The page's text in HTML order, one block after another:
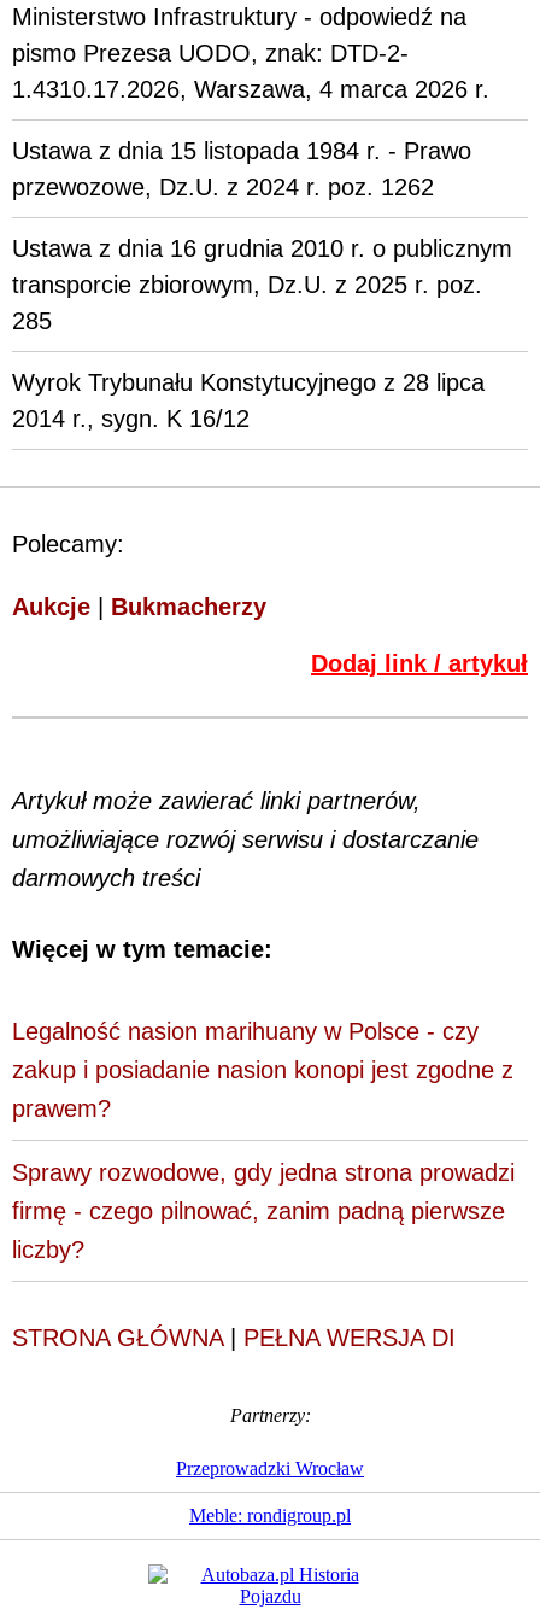
Ministerstwo Infrastruktury - odpowiedź na
pismo Prezesa UODO, znak: DTD-2-
1.4310.17.2026, Warszawa, 4 marca 2026 r.
Ustawa z dnia 15 listopada 1984 r. - Prawo
przewozowe, Dz.U. z 2024 r. poz. 1262
Ustawa z dnia 16 grudnia 2010 r. o publicznym
transporcie zbiorowym, Dz.U. z 2025 r. poz.
285
Wyrok Trybunału Konstytucyjnego z 28 lipca
2014 r., sygn. K 16/12
Polecamy:
Aukcje Bukmacherzy
Dodaj link / artykuł
Artykuł może zawierać linki partnerów,
umożliwiające rozwój serwisu i dostarczanie
darmowych treści
Więcej w tym temacie:
Legalność nasion marihuany w Polsce - czy
zakup i posiadanie nasion konopi jest zgodne z
prawem?
Sprawy rozwodowe, gdy jedna strona prowadzi
firmę - czego pilnować, zanim padną pierwsze
liczby?
STRONA GŁÓWNA| PEŁNA WERSJA DI
Partnerzy:
Przeprowadzki Wrocław
Meble: rondigroup.pl